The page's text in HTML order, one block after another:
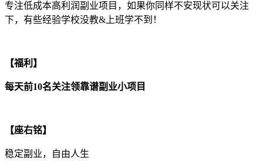
专注低成本高利润副业项目，如果你同样不安现状可以关注
下，有些经验学校没教&上班学不到！
【福利】
每天前10名关注领靠谱副业小项目
【座右铭】
稳定副业，自由人生